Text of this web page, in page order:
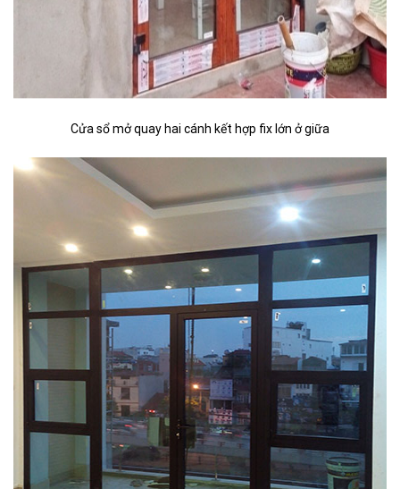
Cửa sổ mở quay hai cánh kết hợp fix lớn ở giữa